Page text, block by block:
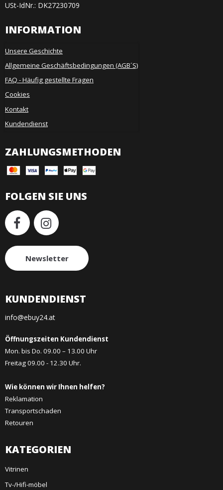
USt-IdNr.: DK27230709
INFORMATION
Unsere Geschichte
Allgemeine Geschäftsbedingungen (AGB´S)
FAQ - Häufig gestellte Fragen
Cookies
Kontakt
Kundendienst
ZAHLUNGSMETHODEN
FOLGEN SIE UNS
Newsletter
KUNDENDIENST
info@ebuy24.at
Öffnungszeiten Kundendienst
Mon. bis Do. 09.00 – 13.00 Uhr
Freitag 09.00 - 12.30 Uhr.
Wie können wir Ihnen helfen?
Reklamation
Transportschaden
Retouren
KATEGORIEN
Vitrinen
Tv-/Hifi-möbel